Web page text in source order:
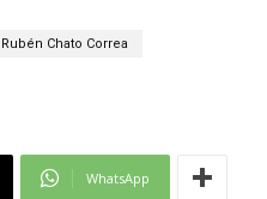
Rubén Chato Correa
WhatsApp